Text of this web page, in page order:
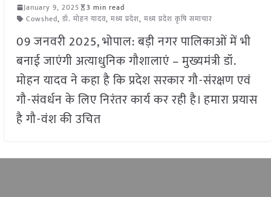
January 9, 2025
3 min read
Cowshed, डॉ. मोहन यादव, मध्य प्रदेश, मध्य प्रदेश कृषि समाचार
09 जनवरी 2025, भोपाल: बड़ी नगर पालिकाओं में भी
बनाई जाएंगी अत्याधुनिक गौशालाएं – मुख्यमंत्री डॉ.
मोहन यादव ने कहा है कि प्रदेश सरकार गौ-संरक्षण एवं
गौ-संवर्धन के लिए निरंतर कार्य कर रही है। हमारा प्रयास
है गौ-वंश की उचित